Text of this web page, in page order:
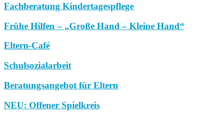
Fachberatung Kindertagespflege
Frühe Hilfen – „Große Hand – Kleine Hand“
Eltern-Café
Schulsozialarbeit
Beratungsangebot für Eltern
NEU: Offener Spielkreis